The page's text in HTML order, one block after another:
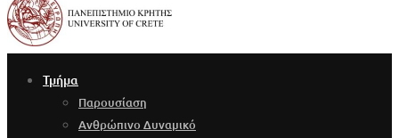
Τμήμα
Παρουσίαση
Ανθρώπινο Δυναμικό